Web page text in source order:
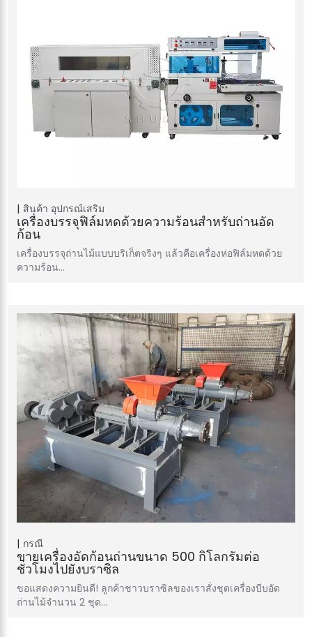
สินค้า อุปกรณ์เสริม
เครื่องบรรจุฟิล์มหดด้วยความร้อนสำหรับถ่านอัด
ก้อน
เครื่องบรรจุถ่านไม้แบบบริเก็ตจริงๆ แล้วคือเครื่องห่อฟิล์มหดด้วย
ความร้อน…
กรณี
ขายเครื่องอัดก้อนถ่านขนาด 500 กิโลกรัมต่อ
ชั่วโมงไปยังบราซิล
ขอแสดงความยินดี! ลูกค้าชาวบราซิลของเราสั่งชุดเครื่องบีบอัด
ถ่านไม้จำนวน 2 ชุด…